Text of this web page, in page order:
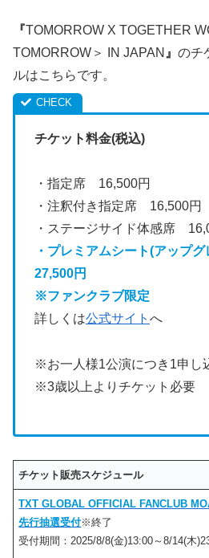
『TOMORROW X TOGETHER
TOMORROW＞ IN JAPAN 』 のチ
ルはこちらです。
チケット料金(税込)
・指定席 16,500円
・注釈付き指定席 16,500円
・ステージサイド体感席
・プレミアムシート(アップ
27,500円
※ファンクラブ限定
詳しくは公式サイト へ
※お一人様1公演につき1申し
※3歳以上よりチケット必要
チケット販売スケジュール
TXT GLOBAL OFFICIAL FANCLUB
先行抽選受付※終了
受付期間：2025/8/8(金)13:00～8/14(木